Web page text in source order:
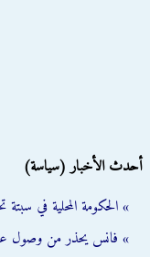
أحدث الأخبار (سياسة)
» الحكومة المحلية في
» فانس يحذر من وصول